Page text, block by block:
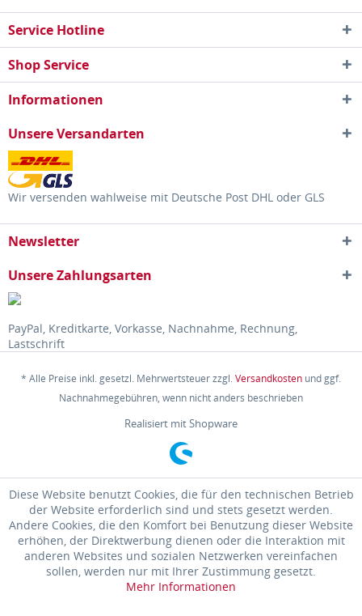
Service Hotline
Shop Service
Informationen
Unsere Versandarten
Wir versenden wahlweise mit Deutsche Post DHL oder GLS
Newsletter
Unsere Zahlungsarten
PayPal, Kreditkarte, Vorkasse, Nachnahme, Rechnung,
Lastschrift
* Alle Preise inkl. gesetzl. Mehrwertsteuer zzgl.Versandkosten und ggf.
Nachnahmegebühren, wenn nicht anders beschrieben
Realisiert mit Shopware
Diese Website benutzt Cookies, die für den technischen Betrieb
der Website erforderlich sind und stets gesetzt werden.
Andere Cookies, die den Komfort bei Benutzung dieser Website
erhöhen, der Direktwerbung dienen oder die Interaktion mit
anderen Websites und sozialen Netzwerken vereinfachen
sollen, werden nur mit Ihrer Zustimmung gesetzt.
Mehr Informationen